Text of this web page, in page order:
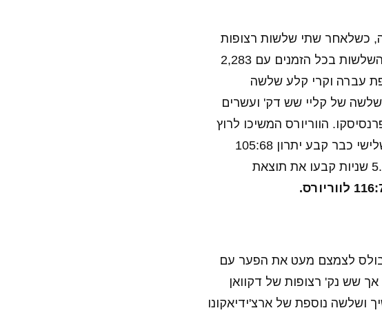
כשלאחר שתי שלשות רצופות
(בתוספת בלוק של לוני ביניהן) עלה למקום השלישי בטבלת קלעי השלשות בכל הזמנים עם 2,283
כאלו. דקה וחצי נוספת עברה וקרי קלע שלשה
המשיכו לרוץ, ושלשה של קליי שש דק' ועשרים
את ההפרש על 33 לקבוצה מסן פרנסיסקו. הווריורס המשיכו לרוץ
ע"ח הבולס, ודאנק של ג'ורדן בל 4 דק' ו-50 שניות לסיום הרבע השלישי כבר קבע יתרון 105:68
למארחת. שתי קליעות עונשין מוצלחות של פורטיס כשנותרו עוד 5.6 שניות קבעו את תוצאת
לצמצם מעט את הפער עם
אך שש נק' רצופות של דקוואן
ושלשה נוספת של ארצ'ידיאקונו